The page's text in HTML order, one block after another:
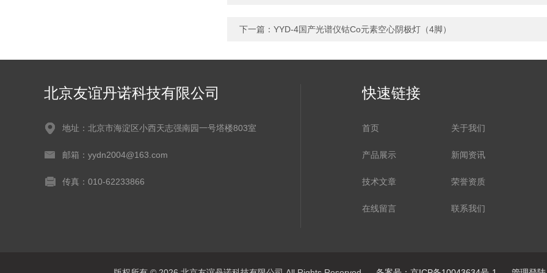
下一篇： YYD-4国产光谱仪钴Co元素空心阴极灯（4脚）
北京友谊丹诺科技有限公司
地址：北京市海淀区小西天志强南园一号塔楼803室
邮箱：yydn2004@163.com
传真：010-62233866
快速链接
首页 关于我们
产品展示 新闻资讯
技术文章 荣誉资质
在线留言 联系我们